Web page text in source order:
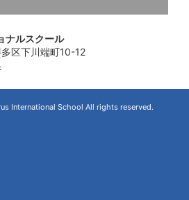
ナルスクール
区下川端町10-12
International School All rights reserved.